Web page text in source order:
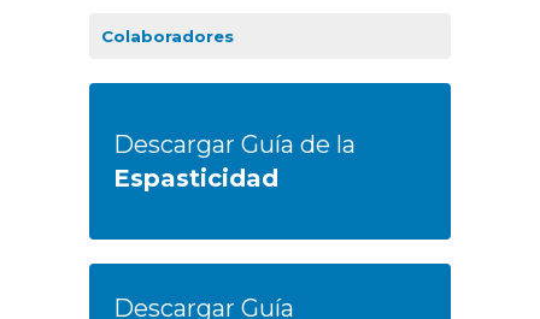
Colaboradores
Descargar Guía de la
Espasticidad
Descargar Guía